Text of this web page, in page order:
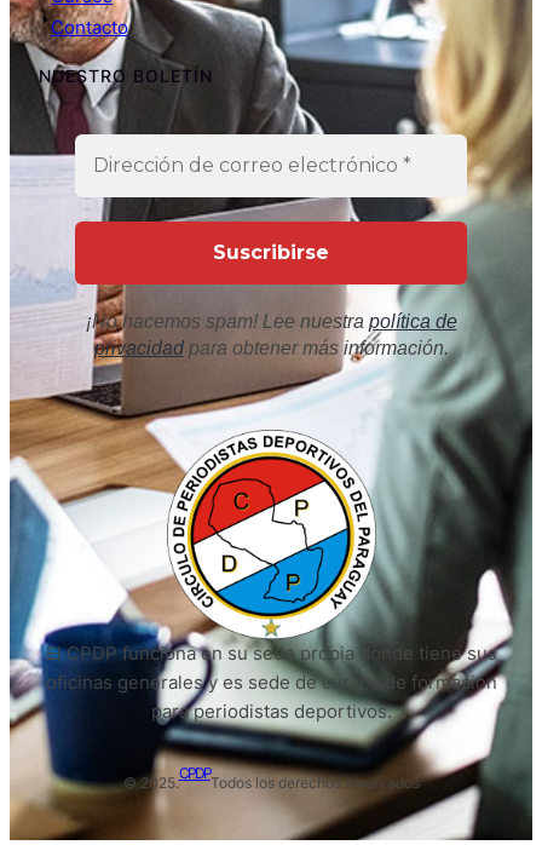
Contacto
NUESTRO BOLETÍN
¡No hacemos spam! Lee nuestra política de
privacidadpara obtener más información.
El CPDP funciona en su sede propia donde tiene sus
oficinas generales y es sede de cursos de formación
para periodistas deportivos.
© 2025.
CPDP
Todos los derechos reservados